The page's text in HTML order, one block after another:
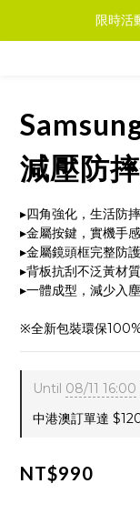
限時活
減壓防
▸四角強化，生活防
▸金屬按鍵，實機手感
▸金屬鏡頭框完整防護
▸背板抗刮不泛黃材質
▸一體成型，減少入塵
※全新包裝環保
Until 08/11 16:00
中港澳訂單達
NT$990